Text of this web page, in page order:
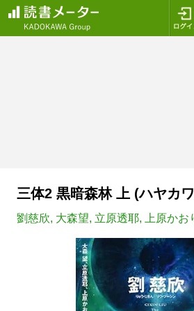
三体2 黒暗森林 上 (ハヤカ
劉慈欣, 大森望, 立原透耶, 上原かお